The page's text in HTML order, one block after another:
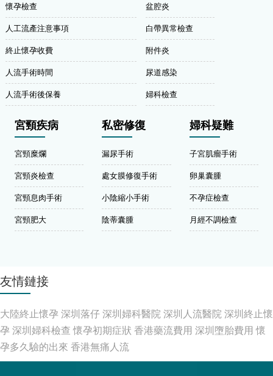
懷孕檢查
人工流產注意事項
終止懷孕收費
人流手術時間
人流手術後保養
盆腔炎
白帶異常檢查
附件炎
尿道感染
婦科檢查
宮頸疾病
宮頸糜爛
宮頸炎檢查
宮頸息肉手術
宮頸肥大
私密修復
漏尿手術
處女膜修復手術
小陰縮小手術
陰蒂囊腫
婦科疑難
子宮肌瘤手術
卵巢囊腫
不孕症檢查
月經不調檢查
友情鏈接
大陸終止懷孕 深圳落仔深圳婦科醫院深圳人流醫院深圳終止懷
孕 深圳婦科檢查 懷孕初期症狀 香港藥流費用 深圳墮胎費用 懷
孕多久驗的出來 香港無痛人流